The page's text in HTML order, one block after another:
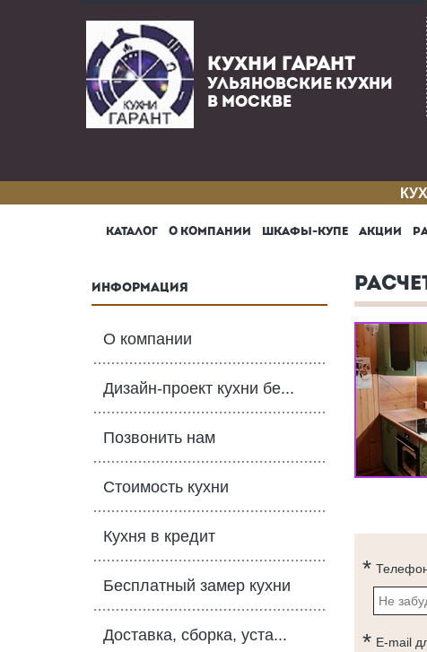
КУХНИ ГАРАНТ
УЛЬЯНОВСКИЕ КУХНИ
В МОСКВЕ
КАТАЛОГ О КОМПАНИИ ШКАФЫ-КУПЕ АКЦИИ
ИНФОРМАЦИЯ
О компании
Дизайн-проект кухни бе...
Позвонить нам
Стоимость кухни
Кухня в кредит
Бесплатный замер кухни
Доставка, сборка, уста... E-mail